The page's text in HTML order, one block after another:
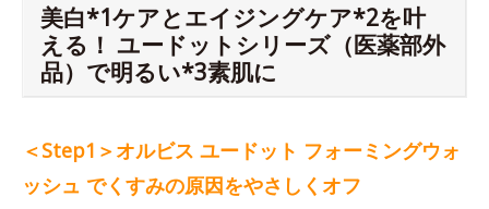
美白*1ケアとエイジングケア*2を叶
える！ ユードットシリーズ（医薬部外
品）で明るい*3素肌に
＜Step1＞オルビス ユードット フォーミングウォ
ッシュ でくすみの原因をやさしくオフ